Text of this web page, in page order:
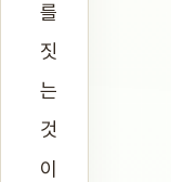
를
짓
는
것
이